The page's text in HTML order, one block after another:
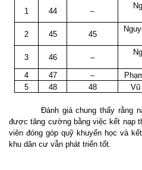
1 44 –
2 45 45
3 46 –
4
47 –
5
48 48 Vũ
Đánh giá chung thấy rằng
được tăng cường bằng việc kết nạp
viên đóng góp quỹ khuyến học và
khu dân cư vẫn phát triển tốt.